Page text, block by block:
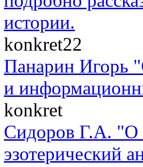
истории.
konkret22
Панарин Игорь
и
konkret
Сидоров Г.А. "О
эзотерический